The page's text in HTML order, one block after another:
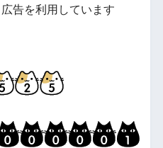
告を利用しています